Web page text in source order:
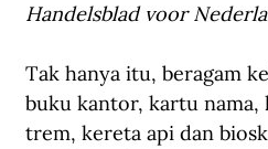
Handelsblad voor
Tak hanya itu, beragam
buku kantor, kartu
trem, kereta api dan